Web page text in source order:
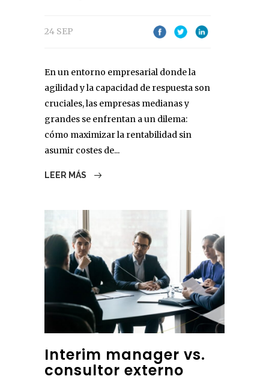
24 SEP
En un entorno empresarial donde la
agilidad y la capacidad de respuesta son
cruciales, las empresas medianas y
grandes se enfrentan a un dilema:
cómo maximizar la rentabilidad sin
asumir costes de...
LEER MÁS
Interim manager vs.
consultor externo